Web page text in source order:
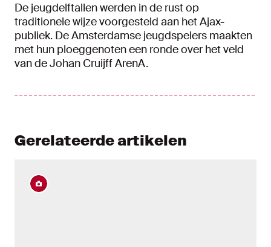
De jeugdelftallen werden in de rust op
traditionele wijze voorgesteld aan het Ajax-
publiek. De Amsterdamse jeugdspelers maakten
met hun ploeggenoten een ronde over het veld
van de Johan Cruijff ArenA.
Gerelateerde artikelen